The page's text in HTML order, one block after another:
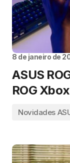
8 de janeiro de
ASUS
ROG
Novidades